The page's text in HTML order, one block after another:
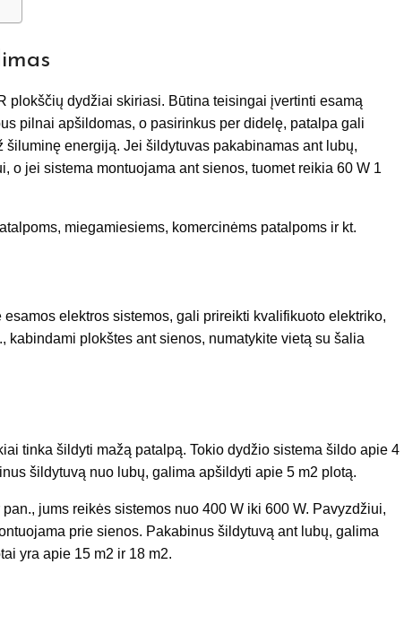
plokščių dydžiai skiriasi. Būtina teisingai įvertinti esamą
pilnai apšildomas, o pasirinkus per didelę, patalpa gali
energiją. Jei šildytuvas pakabinamas ant lubų,
o jei sistema montuojama ant sienos, tuomet reikia 60 W 1
miegamiesiems, komercinėms patalpoms ir kt.
elektros sistemos, gali prireikti kvalifikuoto elektriko,
plokštes ant sienos, numatykite vietą su šalia
tinka šildyti mažą patalpą. Tokio dydžio sistema šildo apie 4
šildytuvą nuo lubų, galima apšildyti apie 5 m2 plotą.
jums reikės sistemos nuo 400 W iki 600 W. Pavyzdžiui,
prie sienos. Pakabinus šildytuvą ant lubų, galima
yra apie 15 m2 ir 18 m2.